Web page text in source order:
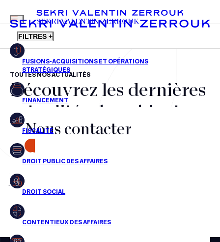
FR EN
MENU
SEKRI VALENTIN ZERROUK
FILTRES +
Fusions-acquisitions et opérations stratégiques
Financement
Fiscalité
Droit public des affaires
Droit social
Droit immobilier
Restructuring
TOUTES NOS ACTUALITÉS
Découvrez les dernières
actualités du cabinet,
nos récompenses et nos
transactions, jour après
jour
Aucun résultats pour cette recherche
Nous contacter